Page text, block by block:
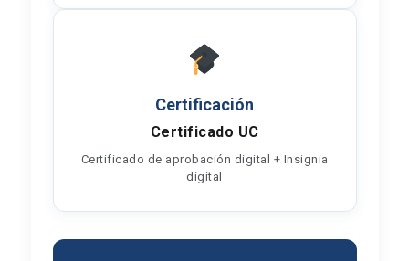
Certificación
Certificado UC
Certificado de aprobación digital + Insignia
digital